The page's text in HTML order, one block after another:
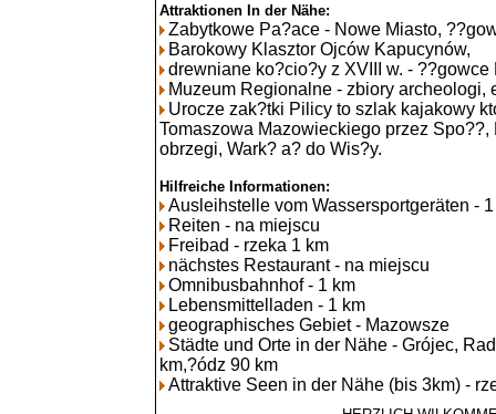
Attraktionen In der Nähe:
Zabytkowe Pa?ace - Nowe Miasto,
Barokowy Klasztor Ojców Kapucynów,
drewniane ko?cio?y z XVIII w. -
Muzeum Regionalne - zbiory archeologi,
Urocze zak?tki Pilicy to szlak kajakowy
Tomaszowa Mazowieckiego przez
obrzegi, Wark? a? do Wis?y.
Hilfreiche Informationen:
Ausleihstelle vom Wassersportgeräten -
Reiten - na miejscu
Freibad - rzeka 1 km
nächstes Restaurant - na miejscu
Omnibusbahnhof - 1 km
Lebensmittelladen - 1 km
geographisches Gebiet - Mazowsze
Städte und Orte in der Nähe - Grójec,
km,?ódz 90 km
Attraktive Seen in der Nähe (bis 3km) -